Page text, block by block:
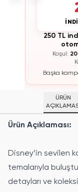
250 TL
Koşul:
Başka
ÜRÜN
Ürün Açıklaması:
Disney’in sevilen
temalarıyla
detayları ve